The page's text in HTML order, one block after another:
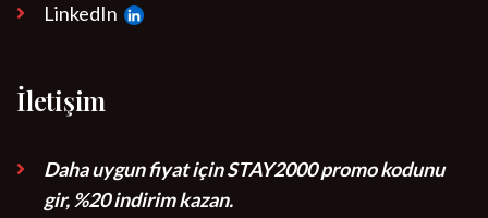
LinkedIn
İletişim
Daha uygun fiyat için STAY2000 promo kodunu
gir, %20 indirim kazan.